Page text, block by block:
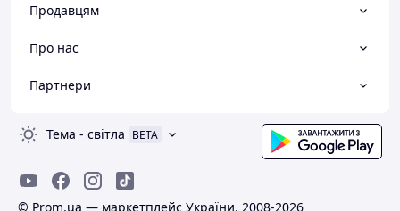
Продавцям
Про нас
Партнери
Тема - світла BETA
© Prom.ua — маркетплейс України, 2008-2026